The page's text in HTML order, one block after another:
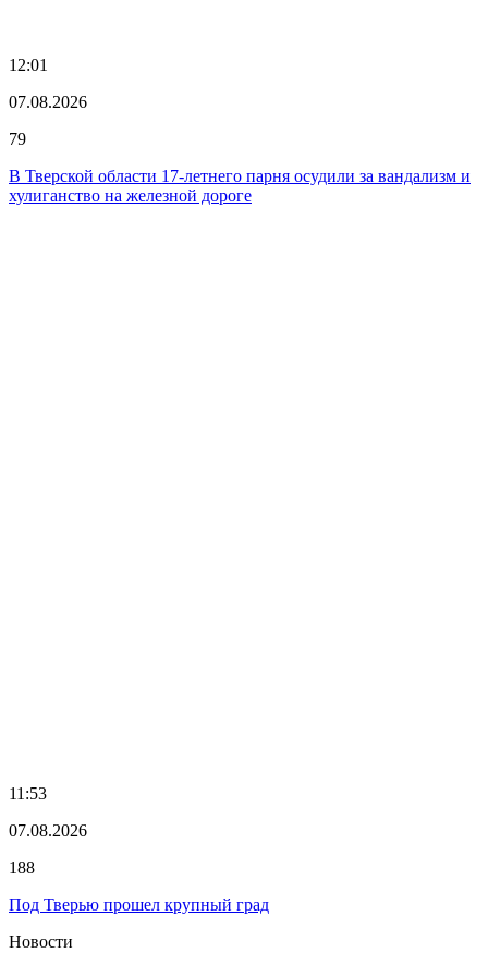
12:01
07.08.2026
79
В Тверской области 17-летнего парня осудили за вандализм и
хулиганство на железной дороге
11:53
07.08.2026
188
Под Тверью прошел крупный град
Новости